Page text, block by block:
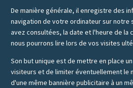
De manière générale, il enregistre des
navigation de votre ordinateur sur notre
avez consultées, la date et l'heure de la
nous pourrons lire lors de vos visites
Son but unique est de mettre en place
visiteurs et de limiter éventuellement le
d'une même bannière publicitaire à un